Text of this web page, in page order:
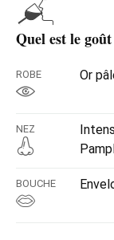
Quel est le
ROBE Or
NEZ
BOUCHE